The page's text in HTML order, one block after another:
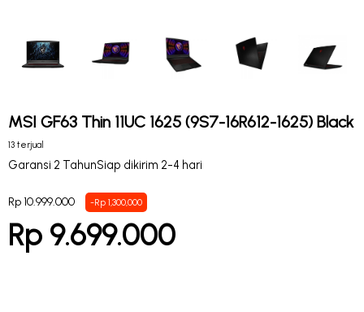
MSI GF63 Thin 11UC 1625 (9S7-16R612-1625) Black
13 terjual
Garansi 2 TahunSiap dikirim 2-4 hari
Rp 10.999.000 -Rp 1,300,000
Rp 9.699.000